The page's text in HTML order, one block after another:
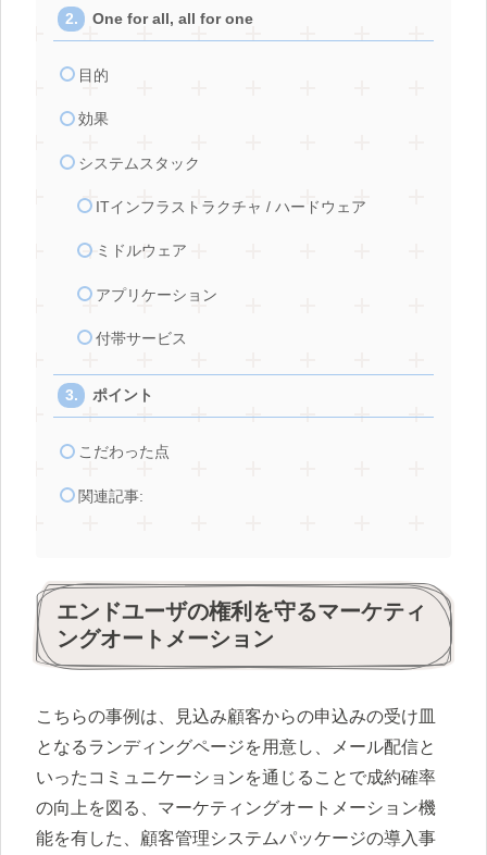
One for all, all for one
目的
効果
システムスタック
ITインフラストラクチャ / ハードウェア
ミドルウェア
アプリケーション
付帯サービス
ポイント
こだわった点
関連記事:
エンドユーザの権利を守るマーケティ
ングオートメーション
こちらの事例は、見込み顧客からの申込みの受け皿
となるランディングページを用意し、メール配信と
いったコミュニケーションを通じることで成約確率
の向上を図る、マーケティングオートメーション機
能を有した、顧客管理システムパッケージの導入事